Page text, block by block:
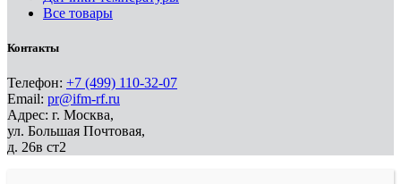
Все товары
Контакты
Телефон: +7 (499) 110-32-07
Email: pr@ifm-rf.ru
Адрес: г. Москва,
ул. Большая Почтовая,
д. 26в ст2